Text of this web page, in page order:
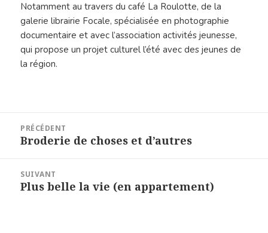
Notamment au travers du café La Roulotte, de la
galerie librairie Focale, spécialisée en photographie
documentaire et avec l’association activités jeunesse,
qui propose un projet culturel l’été avec des jeunes de
la région.
PRÉCÉDENT
Article
Broderie de choses et d’autres
SUIVANT
Article
Plus belle la vie (en appartement)